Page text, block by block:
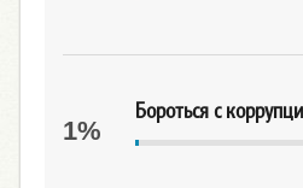
Бороться с
1%